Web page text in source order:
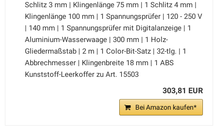
Schlitz 3 mm | Klingenlänge 75 mm | 1 Schlitz 4 mm |
Klingenlänge 100 mm | 1 Spannungsprüfer | 120 - 250 V
| 140 mm | 1 Spannungsprüfer mit Digitalanzeige | 1
Aluminium-Wasserwaage | 300 mm | 1 Holz-
Gliedermaßstab | 2 m | 1 Color-Bit-Satz | 32-tlg. | 1
Abbrechmesser | Klingenbreite 18 mm | 1 ABS
Kunststoff-Leerkoffer zu Art. 15503
303,81 EUR
Bei Amazon kaufen*